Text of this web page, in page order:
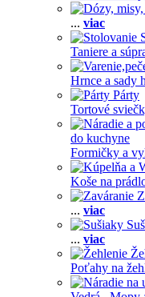
... viac
Taniere a
Hrnce a sady
Párty
Tortové
do kuchyne
Formičky a
Koše na
... viac
... viac
Poťahy na